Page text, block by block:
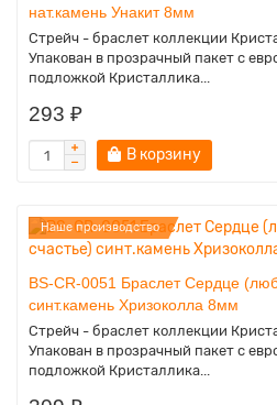
нат.камень Унакит 8мм
Стрейч - браслет коллекции
Упакован в прозрачный пакет с
подложкой Кристаллика...
293 ₽
В корзину
Наше производство
BS-CR-0051 Браслет Сердце
синт.камень Хризоколла 8мм
Стрейч - браслет коллекции
Упакован в прозрачный пакет с
подложкой Кристаллика...